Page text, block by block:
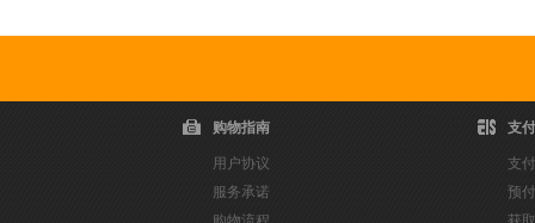
购物指南
用户协议
服务承诺
支
支
预